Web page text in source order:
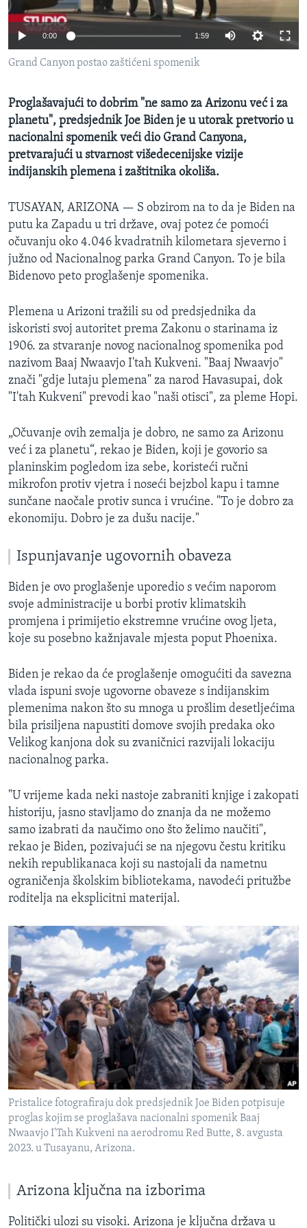
MAGAZIN
O GLASU AMERIKE
PRATITE NAS
Jezici
0:00 1:59
Grand Canyon postao zaštićeni spomenik
Proglašavajući to dobrim "ne samo za Arizonu već i za
planetu", predsjednik Joe Biden je u utorak pretvorio u
nacionalni spomenik veći dio Grand Canyona,
pretvarajući u stvarnost višedecenijske vizije
indijanskih plemena i zaštitnika okoliša.
TUSAYAN, ARIZONA — S obzirom na to da je Biden na
putu ka Zapadu u tri države, ovaj potez će pomoći
očuvanju oko 4.046 kvadratnih kilometara sjeverno i
južno od Nacionalnog parka Grand Canyon. To je bila
Bidenovo peto proglašenje spomenika.
Plemena u Arizoni tražili su od predsjednika da
iskoristi svoj autoritet prema Zakonu o starinama iz
1906. za stvaranje novog nacionalnog spomenika pod
nazivom Baaj Nwaavjo I'tah Kukveni. "Baaj Nwaavjo"
znači "gdje lutaju plemena" za narod Havasupai, dok
"I'tah Kukveni" prevodi kao "naši otisci", za pleme Hopi.
„Očuvanje ovih zemalja je dobro, ne samo za Arizonu
već i za planetu“, rekao je Biden, koji je govorio sa
planinskim pogledom iza sebe, koristeći ručni
mikrofon protiv vjetra i noseći bejzbol kapu i tamne
sunčane naočale protiv sunca i vrućine. "To je dobro za
ekonomiju. Dobro je za dušu nacije."
Ispunjavanje ugovornih obaveza
Biden je ovo proglašenje uporedio s većim naporom
svoje administracije u borbi protiv klimatskih
promjena i primijetio ekstremne vrućine ovog ljeta,
koje su posebno kažnjavale mjesta poput Phoenixa.
Biden je rekao da će proglašenje omogućiti da savezna
vlada ispuni svoje ugovorne obaveze s indijanskim
plemenima nakon što su mnoga u prošlim desetljećima
bila prisiljena napustiti domove svojih predaka oko
Velikog kanjona dok su zvaničnici razvijali lokaciju
nacionalnog parka.
"U vrijeme kada neki nastoje zabraniti knjige i zakopati
historiju, jasno stavljamo do znanja da ne možemo
samo izabrati da naučimo ono što želimo naučiti",
rekao je Biden, pozivajući se na njegovu čestu kritiku
nekih republikanaca koji su nastojali da nametnu
ograničenja školskim bibliotekama, navodeći pritužbe
roditelja na eksplicitni materijal.
Pristalice fotografiraju dok predsjednik Joe Biden potpisuje
proglas kojim se proglašava nacionalni spomenik Baaj
Nwaavjo I'Tah Kukveni na aerodromu Red Butte, 8. avgusta
2023. u Tusayanu, Arizona.
Arizona ključna na izborima
Politički ulozi su visoki. Arizona je ključna država u